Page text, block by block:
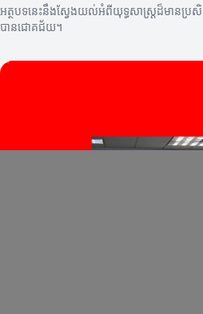
អត្ថបទនេះនឹងស្វែងយល់អំពីយុទ្ធសាស្ត្រដ៏មានប្រ
បានជោគជ័យ។